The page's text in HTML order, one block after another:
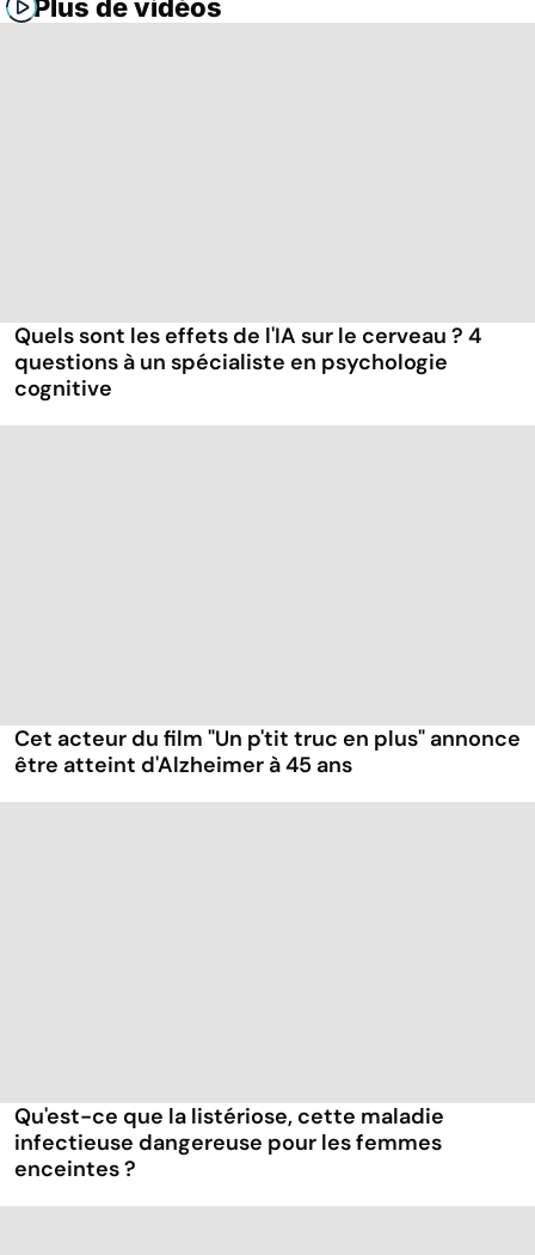
Plus de vidéos
Quels sont les effets de l'IA sur le cerveau ? 4
questions à un spécialiste en psychologie
cognitive
Cet acteur du film "Un p'tit truc en plus" annonce
être atteint d'Alzheimer à 45 ans
Qu'est-ce que la listériose, cette maladie
infectieuse dangereuse pour les femmes
enceintes ?